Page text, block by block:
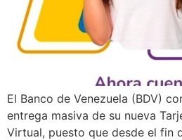
El Banco de Venezuela (BDV)
entrega masiva de su nueva
Virtual, puesto que desde el fin